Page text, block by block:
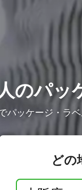
のパッ
パッケージ・ラ
どの